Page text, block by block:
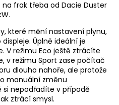
frak třeba od Dacie Duster
které mění nastavení plynu,
Úplně ideální je
V režimu Eco ještě ztrácíte
v režimu Sport zase počítač
dlouho nahoře, ale protože
manuální změnu
nepodřadíte v případě
ztrácí smysl.